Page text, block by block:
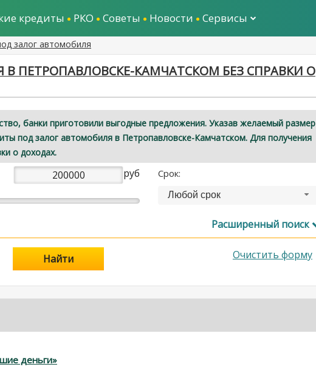
кредиты РКО Советы Новости Сервисы
залог автомобиля
ПЕТРОПАВЛОВСКЕ-КАМЧАТСКОМ БЕЗ СПРАВКИ О
банки приготовили выгодные предложения. Указав желаемый размер
под залог автомобиля в Петропавловске-Камчатском. Для получения
о доходах.
руб Срок:
Любой срок
Расширенный поиск
Очистить форму
Найти
деньги»